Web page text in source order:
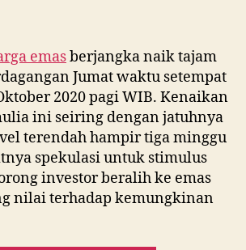
Ini
Penyebabnya
emasberjangka naik tajam
Jumat waktu setempat
2020 pagi WIB. Kenaikan
ini seiring dengan jatuhnya
terendah hampir tiga minggu
spekulasi untuk stimulus
investor beralih ke emas
nilai terhadap kemungkinan